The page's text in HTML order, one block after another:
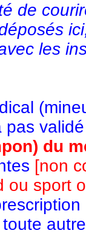
de
les
pas
du
[non
ou sport